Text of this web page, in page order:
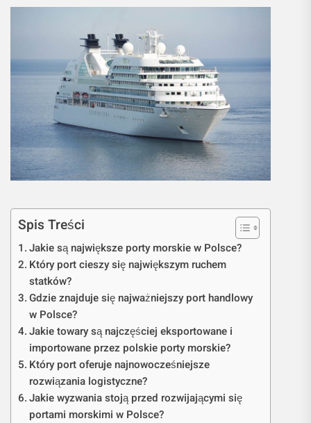
Spis Treści
Jakie są największe porty morskie w Polsce?
Który port cieszy się największym ruchem
statków?
Gdzie znajduje się najważniejszy port handlowy
w Polsce?
Jakie towary są najczęściej eksportowane i
importowane przez polskie porty morskie?
Który port oferuje najnowocześniejsze
rozwiązania logistyczne?
Jakie wyzwania stoją przed rozwijającymi się
portami morskimi w Polsce?